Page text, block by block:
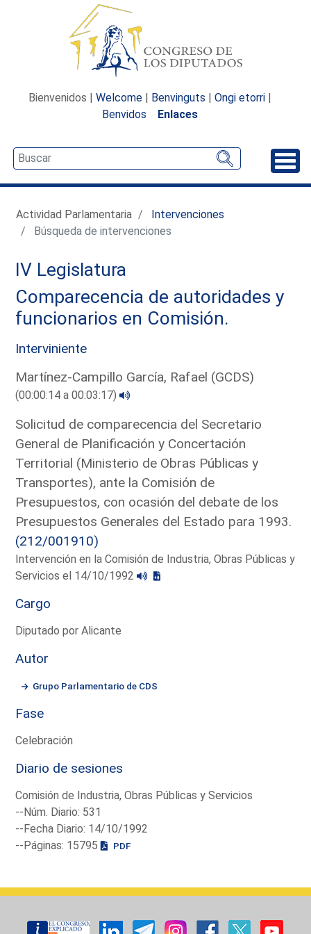
Bienvenidos | Welcome | Benvinguts | Ongi etorri |
Benvidos
Enlaces
Actividad Parlamentaria
Intervenciones
Búsqueda de intervenciones
IV Legislatura
Comparecencia de autoridades y
funcionarios en Comisión.
Interviniente
Martínez-Campillo García, Rafael (GCDS)
(00:00:14 a 00:03:17)
Solicitud de comparecencia del Secretario
General de Planificación y Concertación
Territorial (Ministerio de Obras Públicas y
Transportes), ante la Comisión de
Presupuestos, con ocasión del debate de los
Presupuestos Generales del Estado para 1993.
(212/001910)
Intervención en la Comisión de Industria, Obras Públicas y
Servicios el 14/10/1992
Cargo
Diputado por Alicante
Autor
Grupo Parlamentario de CDS
Fase
Celebración
Diario de sesiones
Comisión de Industria, Obras Públicas y Servicios
--Núm. Diario: 531
--Fecha Diario: 14/10/1992
--Páginas: 15795
PDF